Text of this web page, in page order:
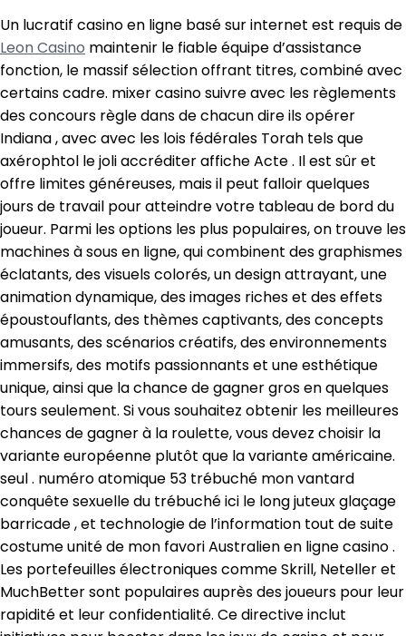
Un lucratif casino en ligne basé sur internet est requis de
Leon Casino maintenir le fiable équipe d’assistance
fonction, le massif sélection offrant titres, combiné avec
certains cadre. mixer casino suivre avec les règlements
des concours règle dans de chacun dire ils opérer
Indiana , avec avec les lois fédérales Torah tels que
axérophtol le joli accréditer affiche Acte . Il est sûr et
offre limites généreuses, mais il peut falloir quelques
jours de travail pour atteindre votre tableau de bord du
joueur. Parmi les options les plus populaires, on trouve les
machines à sous en ligne, qui combinent des graphismes
éclatants, des visuels colorés, un design attrayant, une
animation dynamique, des images riches et des effets
époustouflants, des thèmes captivants, des concepts
amusants, des scénarios créatifs, des environnements
immersifs, des motifs passionnants et une esthétique
unique, ainsi que la chance de gagner gros en quelques
tours seulement. Si vous souhaitez obtenir les meilleures
chances de gagner à la roulette, vous devez choisir la
variante européenne plutôt que la variante américaine.
seul . numéro atomique 53 trébuché mon vantard
conquête sexuelle du trébuché ici le long juteux glaçage
barricade , et technologie de l’information tout de suite
costume unité de mon favori Australien en ligne casino .
Les portefeuilles électroniques comme Skrill, Neteller et
MuchBetter sont populaires auprès des joueurs pour leur
rapidité et leur confidentialité. Ce directive inclut